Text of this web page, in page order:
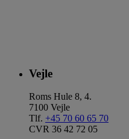
Vejle
Roms Hule 8, 4.
7100 Vejle
Tlf. +45 70 60 65 70
CVR 36 42 72 05